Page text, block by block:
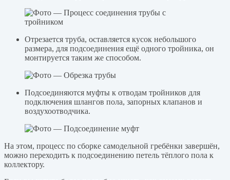
Отрезается труба, оставляется кусок небольшого
размера, для подсоединения ещё одного тройника, он
монтируется таким же способом.
Подсоединяются муфты к отводам тройников для
подключения шлангов пола, запорных клапанов и
воздухоотводчика.
На этом, процесс по сборке самодельной гребёнки завершён,
можно переходить к подсоединению петель тёплого пола к
коллектору.